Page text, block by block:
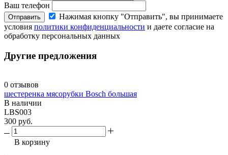
Ваш телефон
Отправить
Нажимая кнопку "Отправить", вы принимаете
условия политики конфиденциальности и даете согласие на
обработку персональных данных
Другие предложения
0 отзывов
шестеренка мясорубки Bosch большая
В наличии
LBS003
300 руб.
В корзину